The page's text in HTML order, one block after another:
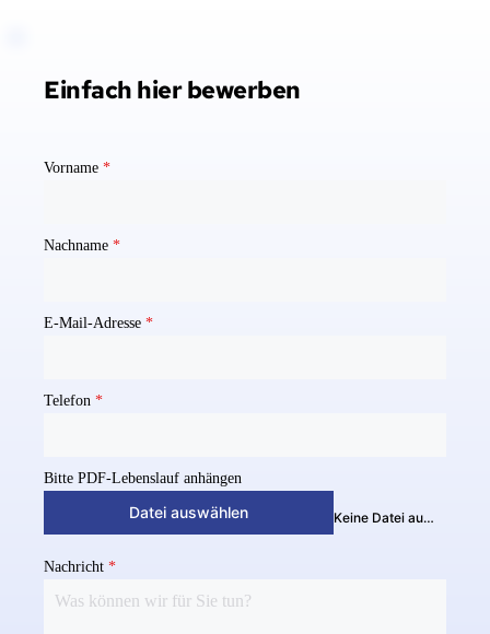
Einfach hier bewerben
Vorname *
Nachname *
E-Mail-Adresse *
Telefon *
Bitte PDF-Lebenslauf anhängen
Datei auswählen Keine Datei ausgewählt
Nachricht *